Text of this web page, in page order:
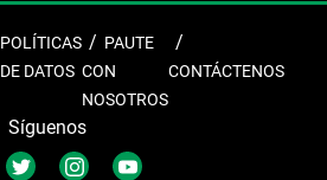
POLÍTICAS
DE DATOS
PAUTE
CON
NOSOTROS
CONTÁCTENOS
Síguenos